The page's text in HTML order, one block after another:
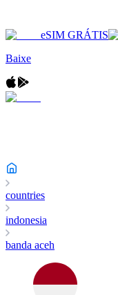
eSIM GRÁTIS
Baixe
countries
indonesia
banda aceh